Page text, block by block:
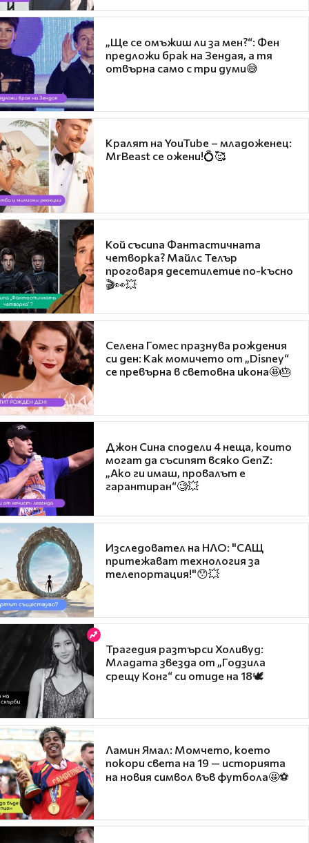
„Ще се омъжиш ли за мен?“: Фен
предложи брак на Зендая, а тя
отвърна само с три думи😅
Кралят на YouTube – младоженец:
MrBeast се ожени!💍🥰
Кой съсипа Фантастичната
четворка? Майлс Телър
проговаря десетилетие по-късно
🎬👀💥
Селена Гомес празнува рождения
си ден: Как момичето от „Disney“
се превърна в световна икона🤩🎂
Джон Сина сподели 4 неща, които
могат да съсипят всяко GenZ:
„Ако ги имаш, провалът е
гарантиран“🧐💥
Изследовател на НЛО: "САЩ
притежават технология за
телепортация!"😯💥
Трагедия разтърси Холивуд:
Младата звезда от „Годзила
срещу Конг“ си отиде на 18🕊️
Ламин Ямал: Момчето, което
покори света на 19 — историята
на новия символ във футбола🤩⚽